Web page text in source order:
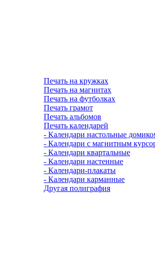
Печать на кружках
Печать на магнитах
Печать на футболках
Печать грамот
Печать альбомов
Печать календарей
- Календари настольные
- Календари с магнитным
- Календари квартальные
- Календари настенные
- Календари-плакаты
- Календари карманные
Другая полиграфия